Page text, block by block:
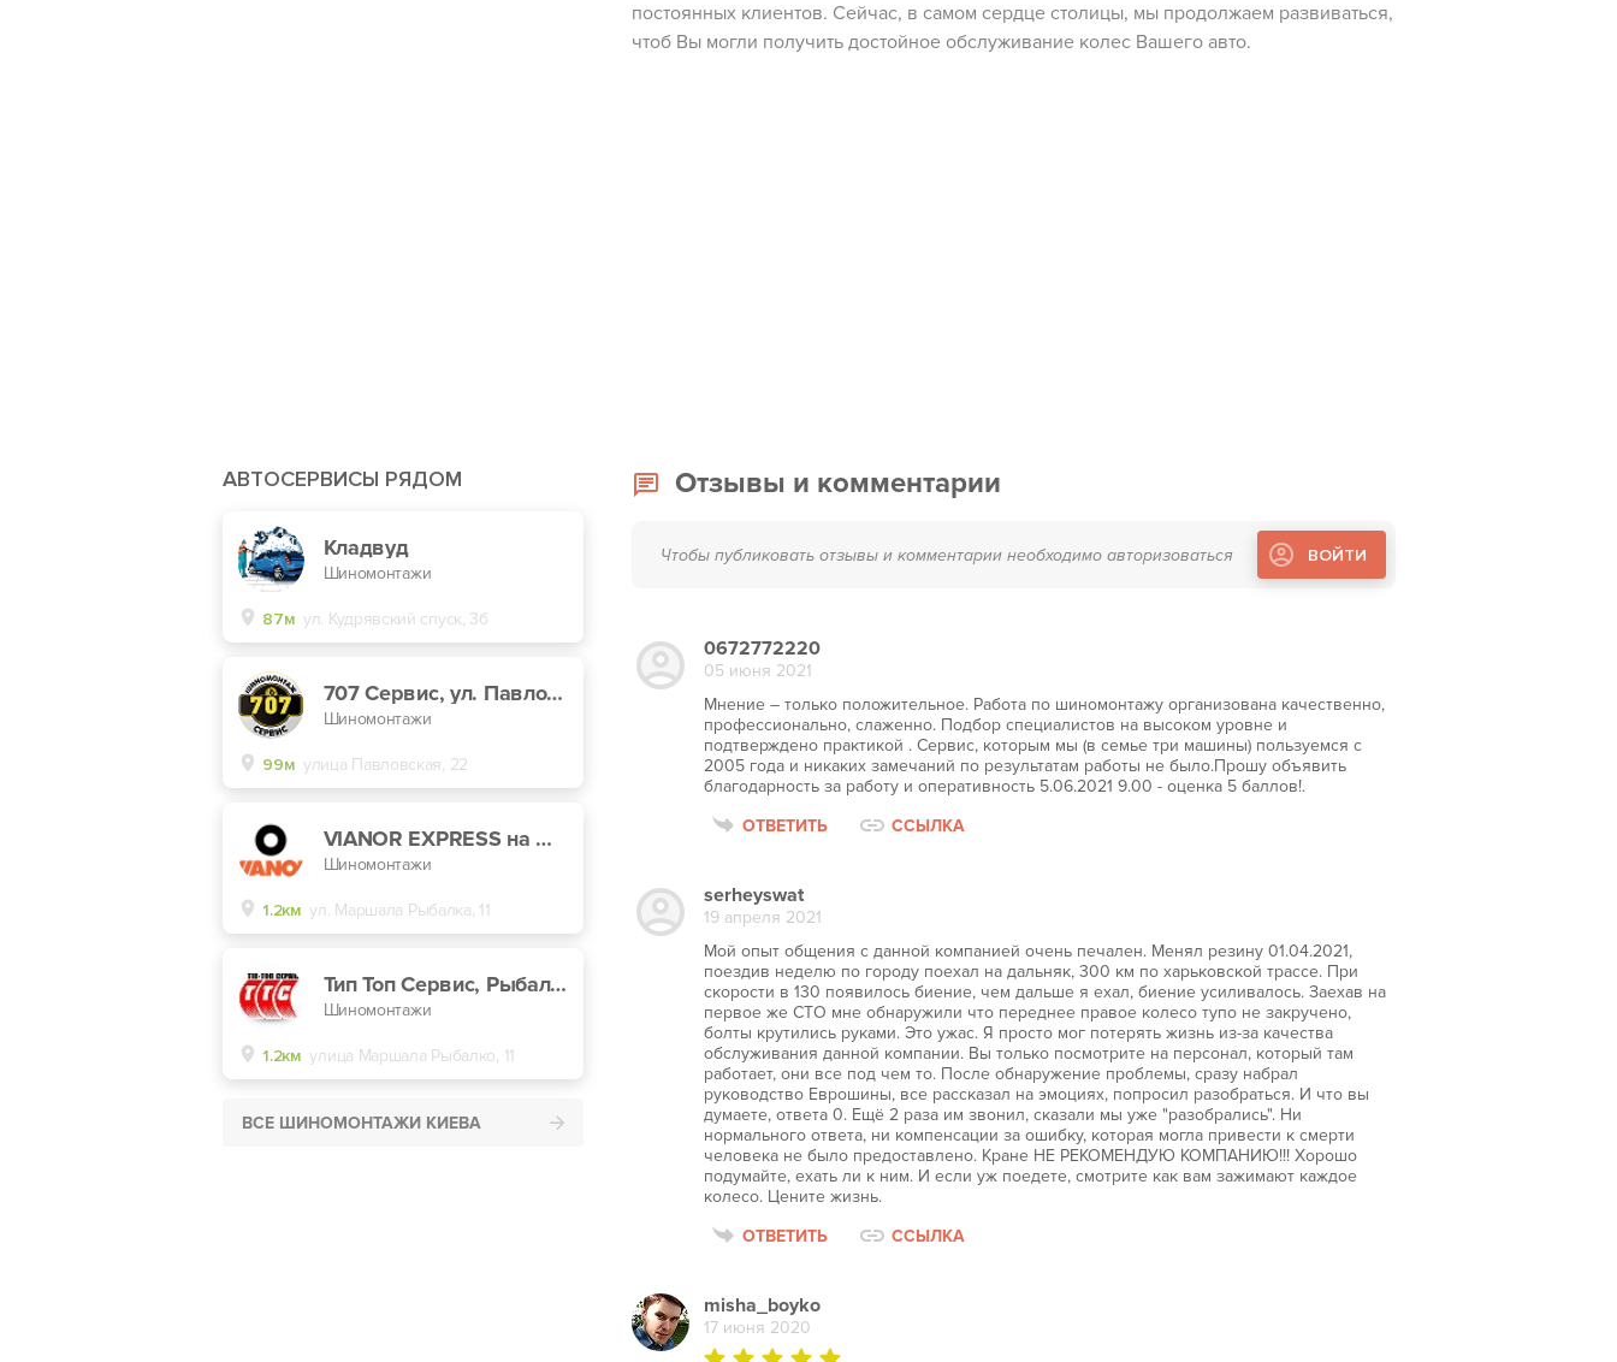
постоянных клиентов. Сейчас, в самом сердце столицы, мы продолжаем развиваться,
чтоб Вы могли получить достойное обслуживание колес Вашего авто.
АВТОСЕРВИСЫ РЯДОМ
Кладвуд
Шиномонтажи
87м ул. Кудрявский спуск, 3б
707 Сервис, ул. Павловская, 22
Шиномонтажи
99м улица Павловская, 22
VIANOR EXPRESS на Маршала Рыбалка
Шиномонтажи
1.2км ул. Маршала Рыбалка, 11
Тип Топ Сервис, Рыбалко Маршала ул. 11
Шиномонтажи
1.2км улица Маршала Рыбалко, 11
ВСЕ ШИНОМОНТАЖИ КИЕВА
Отзывы и комментарии
Чтобы публиковать отзывы и комментарии необходимо авторизоваться ВОЙТИ
0672772220
05 июня 2021
Мнение – только положительное. Работа по шиномонтажу организована качественно,
профессионально, слаженно. Подбор специалистов на высоком уровне и
подтверждено практикой . Сервис, которым мы (в семье три машины) пользуемся с
2005 года и никаких замечаний по результатам работы не было.Прошу объявить
благодарность за работу и оперативность 5.06.2021 9.00 - оценка 5 баллов!.
ОТВЕТИТЬ
ССЫЛКА
serheyswat
19 апреля 2021
Мой опыт общения с данной компанией очень печален. Менял резину 01.04.2021,
поездив неделю по городу поехал на дальняк, 300 км по харьковской трассе. При
скорости в 130 появилось биение, чем дальше я ехал, биение усиливалось. Заехав на
первое же СТО мне обнаружили что переднее правое колесо тупо не закручено,
болты крутились руками. Это ужас. Я просто мог потерять жизнь из-за качества
обслуживания данной компании. Вы только посмотрите на персонал, который там
работает, они все под чем то. После обнаружение проблемы, сразу набрал
руководство Еврошины, все рассказал на эмоциях, попросил разобраться. И что вы
думаете, ответа 0. Ещё 2 раза им звонил, сказали мы уже "разобрались". Ни
нормального ответа, ни компенсации за ошибку, которая могла привести к смерти
человека не было предоставлено. Кране НЕ РЕКОМЕНДУЮ КОМПАНИЮ!!! Хорошо
подумайте, ехать ли к ним. И если уж поедете, смотрите как вам зажимают каждое
колесо. Цените жизнь.
ОТВЕТИТЬ
ССЫЛКА
misha_boyko
17 июня 2020